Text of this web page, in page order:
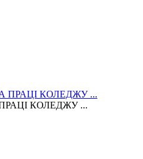
КОЛЕДЖУ ...